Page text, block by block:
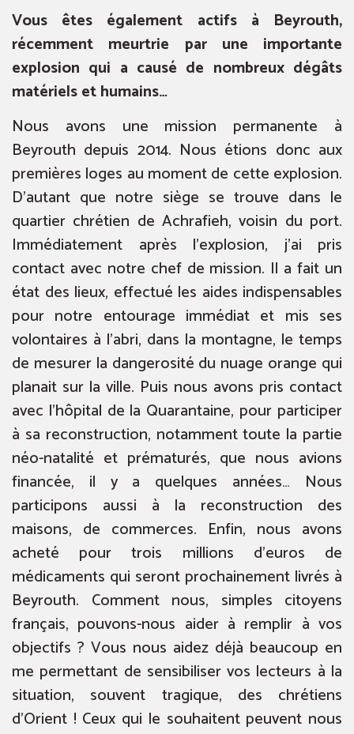
Vous êtes également actifs à Beyrouth,
récemment meurtrie par une importante
explosion qui a causé de nombreux dégâts
matériels et humains…
Nous avons une mission permanente à
Beyrouth depuis 2014. Nous étions donc aux
premières loges au moment de cette explosion.
D’autant que notre siège se trouve dans le
quartier chrétien de Achrafieh, voisin du port.
Immédiatement après l’explosion, j’ai pris
contact avec notre chef de mission. Il a fait un
état des lieux, effectué les aides indispensables
pour notre entourage immédiat et mis ses
volontaires à l’abri, dans la montagne, le temps
de mesurer la dangerosité du nuage orange qui
planait sur la ville. Puis nous avons pris contact
avec l’hôpital de la Quarantaine, pour participer
à sa reconstruction, notamment toute la partie
néo-natalité et prématurés, que nous avions
financée, il y a quelques années… Nous
participons aussi à la reconstruction des
maisons, de commerces. Enfin, nous avons
acheté pour trois millions d’euros de
médicaments qui seront prochainement livrés à
Beyrouth. Comment nous, simples citoyens
français, pouvons-nous aider à remplir à vos
objectifs ? Vous nous aidez déjà beaucoup en
me permettant de sensibiliser vos lecteurs à la
situation, souvent tragique, des chrétiens
d’Orient ! Ceux qui le souhaitent peuvent nous